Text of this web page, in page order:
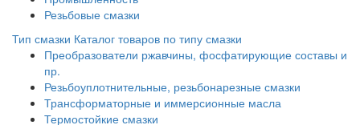
Резьбовые смазки
Тип смазки Каталог товаров по типу смазки
Преобразователи ржавчины, фосфатирующие составы и
пр.
Резьбоуплотнительные, резьбонарезные смазки
Трансформаторные и иммерсионные масла
Термостойкие смазки